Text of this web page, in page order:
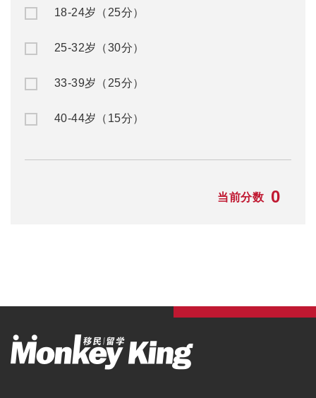
18-24岁（25分）
25-32岁（30分）
33-39岁（25分）
40-44岁（15分）
当前分数 0